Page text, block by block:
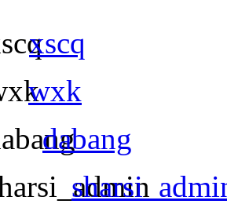
xscq
wxk
dabang